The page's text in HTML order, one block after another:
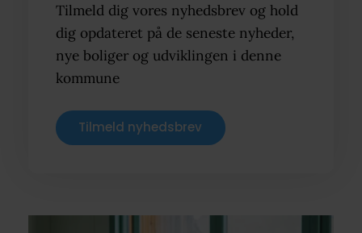
Tilmeld dig vores nyhedsbrev og hold
dig opdateret på de seneste nyheder,
nye boliger og udviklingen i denne
kommune
Tilmeld nyhedsbrev